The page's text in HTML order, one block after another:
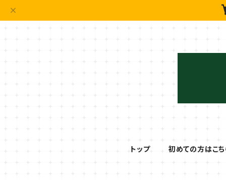
トップ 初めての方はこち